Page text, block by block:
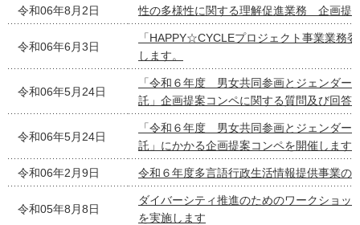
令和06年8月2日 性の多様性に関する理解促進業務 企画提
令和06年6月3日
「HAPPY☆CYCLEプロジェクト事業業務
します。
令和06年5月24日
「令和６年度 男女共同参画とジェンダー
託」企画提案コンペに関する質問及び回答
令和06年5月24日
「令和６年度 男女共同参画とジェンダー
託」にかかる企画提案コンペを開催します
令和06年2月9日 令和６年度多言語行政生活情報提供事業の
令和05年8月8日
ダイバーシティ推進のためのワークショ
を実施します